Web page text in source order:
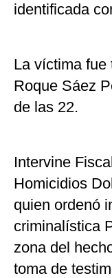
identificada
La víctima fue
Roque Sáez
de las 22.
Intervine
Homicidios
quien ordenó
criminalística
zona del
toma de